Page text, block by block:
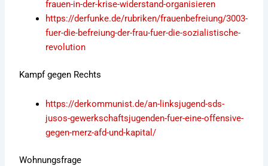
frauen-in-der-krise-widerstand-organisieren
https://derfunke.de/rubriken/frauenbefreiung/3003-
fuer-die-befreiung-der-frau-fuer-die-sozialistische-
revolution
Kampf gegen Rechts
https://derkommunist.de/an-linksjugend-sds-
jusos-gewerkschaftsjugenden-fuer-eine-offensive-
gegen-merz-afd-und-kapital/
Wohnungsfrage